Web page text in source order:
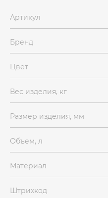
Артикул
Бренд
Цвет
Вес изделия, кг
Размер изделия, мм
Объем, л
Материал
Штрихкод